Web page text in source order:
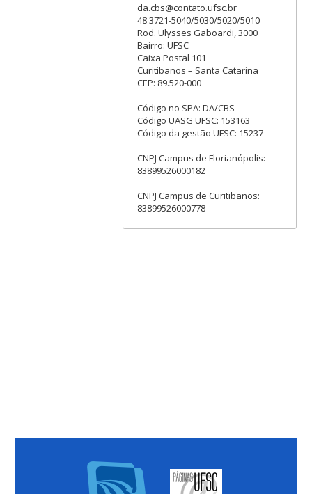
da.cbs@contato.ufsc.br
48 3721-5040/5030/5020/5010
Rod. Ulysses Gaboardi, 3000
Bairro: UFSC
Caixa Postal 101
Curitibanos – Santa Catarina
CEP: 89.520-000
Código no SPA: DA/CBS
Código UASG UFSC: 153163
Código da gestão UFSC: 15237
CNPJ Campus de Florianópolis:
83899526000182
CNPJ Campus de Curitibanos:
83899526000778